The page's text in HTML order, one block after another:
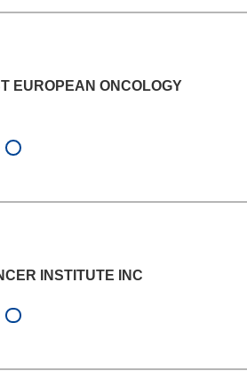
EUROPEAN ONCOLOGY
INSTITUTE INC